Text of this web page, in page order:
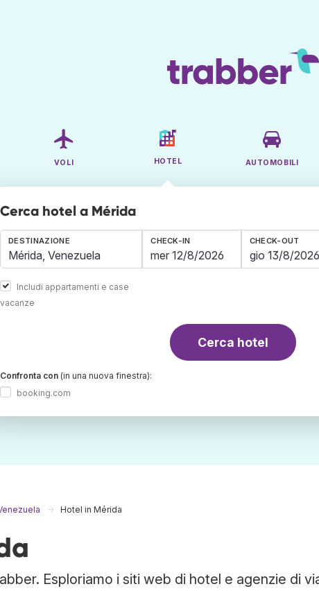
VOLI HOTEL AUTOMOBILI
Cerca hotel a Mérida
DESTINAZIONE
Includi appartamenti e case
vacanze
CHECK-IN CHECK-OUT
Cerca hotel
Confronta con (in una nuova finestra):
booking.com
Hotel in Mérida
Esploriamo i siti web di hotel e agenzie di